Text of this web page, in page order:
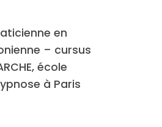
en
– cursus
école
à Paris